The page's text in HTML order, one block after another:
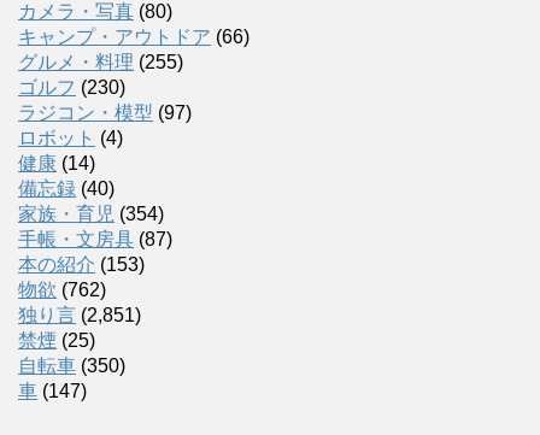
カメラ・写真 (80)
キャンプ・アウトドア (66)
グルメ・料理 (255)
ゴルフ (230)
ラジコン・模型 (97)
ロボット (4)
健康 (14)
備忘録 (40)
家族・育児 (354)
手帳・文房具 (87)
本の紹介 (153)
物欲 (762)
独り言 (2,851)
禁煙 (25)
自転車 (350)
車 (147)